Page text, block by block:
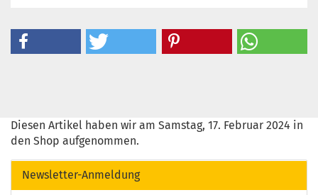
Diesen Artikel haben wir am Samstag, 17. Februar 2024 in
den Shop aufgenommen.
Newsletter-Anmeldung